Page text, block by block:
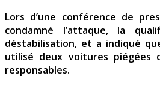
Lors d’une conférence de
condamné l’attaque, la
déstabilisation, et a indiqué
utilisé deux voitures piégées
responsables.